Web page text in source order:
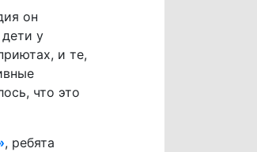
он
у
и те,
что это
, ребята